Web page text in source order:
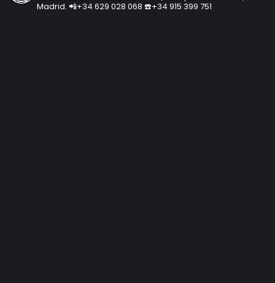
Madrid. 📲+34 629 028 068 ☎️+34 915 399 751